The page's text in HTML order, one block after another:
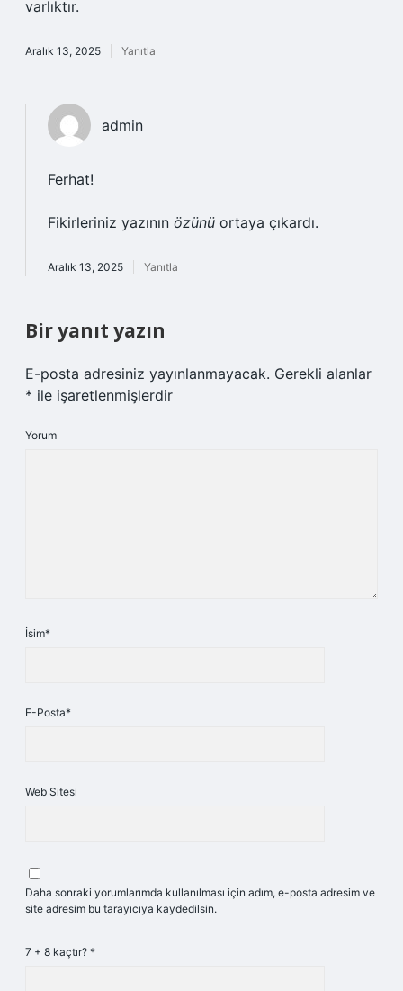
varlıktır.
Aralık 13, 2025 Yanıtla
admin
Ferhat!
Fikirleriniz yazının özünü ortaya çıkardı.
Aralık 13, 2025 Yanıtla
Bir yanıt yazın
E-posta adresiniz yayınlanmayacak. Gerekli alanlar
* ile işaretlenmişlerdir
Yorum
İsim*
E-Posta*
Web Sitesi
Daha sonraki yorumlarımda kullanılması için adım, e-posta adresim ve
site adresim bu tarayıcıya kaydedilsin.
7 + 8 kaçtır? *